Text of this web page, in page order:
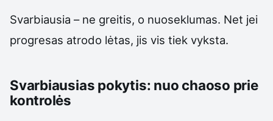
Svarbiausia – ne greitis, o nuoseklumas. Net jei
progresas atrodo lėtas, jis vis tiek vyksta.
Svarbiausias pokytis: nuo chaoso prie
kontrolės